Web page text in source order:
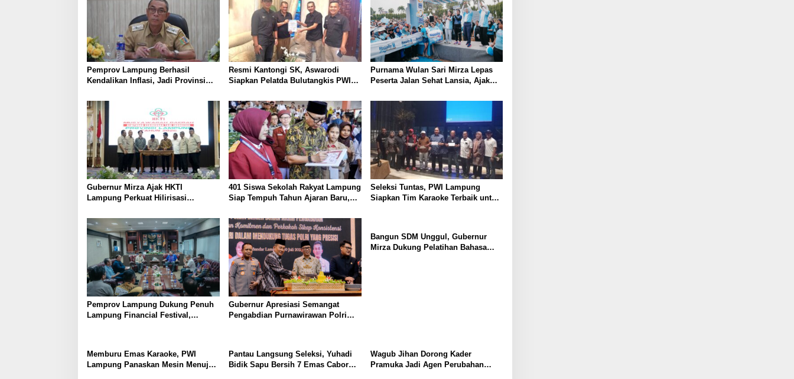
Desa
Pemprov Lampung Berhasil
Kendalikan Inflasi, Jadi Provinsi
Sumatera
Resmi Kantongi SK, Aswarodi
Siapkan Pelatda Bulutangkis PWI
Purnama Wulan Sari Mirza Lepas
Peserta Jalan Sehat Lansia, Ajak
Bahagia
Gubernur Mirza Ajak HKTI
Lampung Perkuat Hilirisasi
Petani
401 Siswa Sekolah Rakyat Lampung
Siap Tempuh Tahun Ajaran Baru,
Generasi Emas
Seleksi Tuntas, PWI Lampung
Siapkan Tim Karaoke Terbaik untuk
Pemprov Lampung Dukung Penuh
Lampung Financial Festival,
Gubernur Apresiasi Semangat
Pengabdian Purnawirawan Polri
Bangun SDM Unggul, Gubernur
Mirza Dukung Pelatihan Bahasa
Memburu Emas Karaoke, PWI
Lampung Panaskan Mesin Menuju
Pantau Langsung Seleksi, Yuhadi
Bidik Sapu Bersih 7 Emas Cabor
Wagub Jihan Dorong Kader
Pramuka Jadi Agen Perubahan